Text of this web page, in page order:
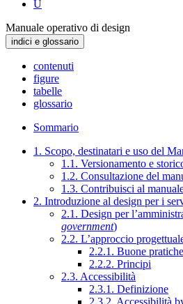
U
Manuale operativo di design
indici e glossario
contenuti
figure
tabelle
glossario
Sommario
1. Scopo, destinatari e uso del
1.1. Versionamento e
1.2. Consultazione del
1.3. Contribuisci al
2. Introduzione al design per i
2.1. Design per
government)
2.2. L’approccio
2.2.1. Buone pratiche
2.2.2. Principi
2.3. Accessibilità
2.3.1. Definizione
2.3.2. Accessibilità